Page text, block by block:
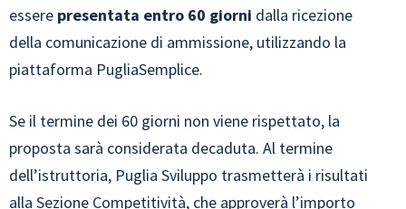
essere presentata entro 60 giorni dalla ricezione
della comunicazione di ammissione, utilizzando la
piattaforma PugliaSemplice.
Se il termine dei 60 giorni non viene rispettato, la
proposta sarà considerata decaduta. Al termine
dell’istruttoria, Puglia Sviluppo trasmetterà i risultati
alla Sezione Competitività, che approverà l’importo